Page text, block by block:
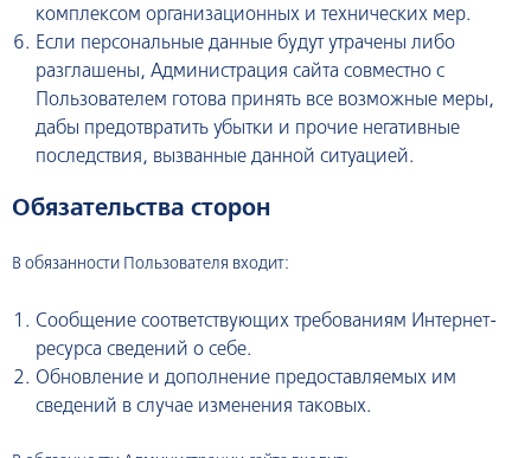
комплексом организационных и технических мер.
Если персональные данные будут утрачены либо
разглашены, Администрация сайта совместно с
Пользователем готова принять все возможные меры,
дабы предотвратить убытки и прочие негативные
последствия, вызванные данной ситуацией.
Обязательства сторон
В обязанности Пользователя входит:
Сообщение соответствующих требованиям Интернет-
ресурса сведений о себе.
Обновление и дополнение предоставляемых им
сведений в случае изменения таковых.